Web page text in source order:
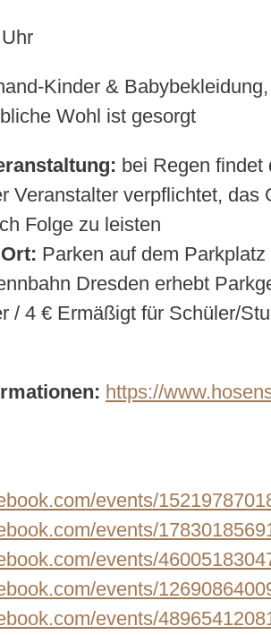
Kinder &
Wohl ist gesorgt
bei Regen findet
Veranstalter verpflichtet,
Folge zu leisten
Parken auf dem
Dresden erhebt
/ 4 € Ermäßigt für Schüler/
https://
events/
events/
events/
events/
events/